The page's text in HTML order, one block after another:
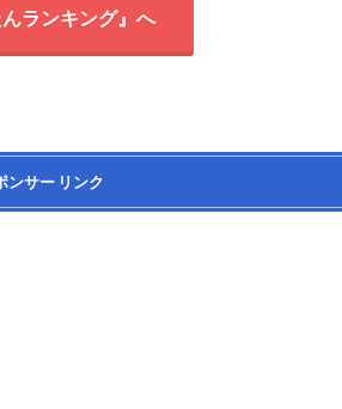
ランキング』へ
ンサー リンク